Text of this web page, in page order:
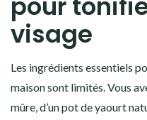
visage
Les ingrédients essentiels
maison sont limités. Vous
mûre, d’un pot de yaourt